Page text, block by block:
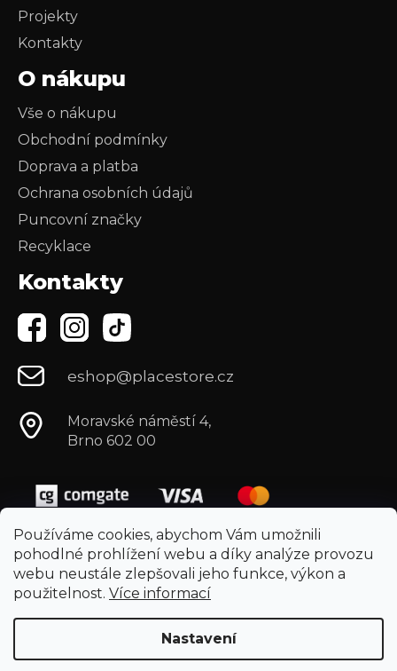
Používáme cookies, abychom Vám umožnili
pohodlné prohlížení webu a díky analýze provozu
webu neustále zlepšovali jeho funkce, výkon a
použitelnost. Více informací
Nastavení
Projekty
Kontakty
O nákupu
Vše o nákupu
Obchodní podmínky
Doprava a platba
Ochrana osobních údajů
Puncovní značky
Recyklace
Kontakty
eshop@placestore.cz
Moravské náměstí 4,
Brno 602 00
Vytvořil Shoptet